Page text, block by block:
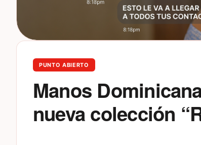
PUNTO ABIERTO
Manos
nueva colección